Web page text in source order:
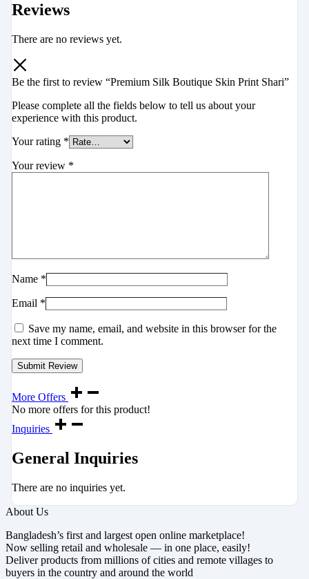
Reviews
There are no reviews yet.
Be the first to review “Premium Silk Boutique Skin Print Shari”
Please complete all the fields below to tell us about your
experience with this product.
Your rating *
Your review *
Name *
Email *
Save my name, email, and website in this browser for the
next time I comment.
More Offers
No more offers for this product!
Inquiries
General Inquiries
There are no inquiries yet.
About Us
Bangladesh’s first and largest open online marketplace!
Now selling retail and wholesale — in one place, easily!
Deliver products from millions of cities and remote villages to
buyers in the country and around the world